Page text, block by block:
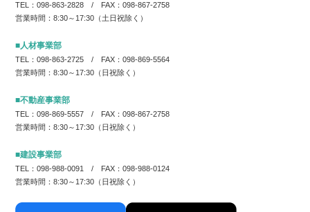
TEL：098-863-2828 / FAX：098-867-2758
営業時間：8:30～17:30（土日祝除く）
■人材事業部
TEL：098-863-2725 / FAX：098-869-5564
営業時間：8:30～17:30（日祝除く）
■不動産事業部
TEL：098-869-5557 / FAX：098-867-2758
営業時間：8:30～17:30（日祝除く）
■建設事業部
TEL：098-988-0091 / FAX：098-988-0124
営業時間：8:30～17:30（日祝除く）